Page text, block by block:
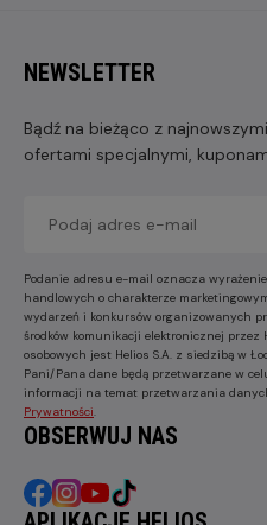
NEWSLETTER
Bądź na bieżąco z
ofertami specjalnymi,
Podanie adresu e-mail oznacza
handlowych o charakterze
wydarzeń i konkursów organizowanych
środków komunikacji elektronicznej przez
osobowych jest Helios S.A. z siedzibą w
Pani/Pana dane będą przetwarzane w
informacji na temat przetwarzania
Prywatności
OBSERWUJ NAS